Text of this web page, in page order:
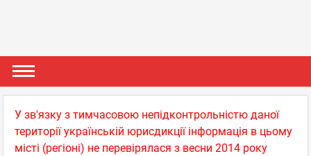
У зв'язку з тимчасовою непідконтрольністю даної
території українській юрисдикції інформація в цьому
місті (регіоні) не перевірялася з весни 2014 року